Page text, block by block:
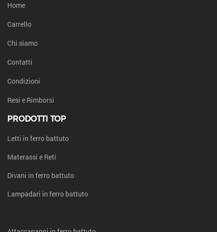
Home
Carrello
Chi siamo
Contatti
Condizioni
Resi e Rimborsi
PRODOTTI TOP
Letti in ferro battuto
Materassi e Reti
Divani in ferro battuto
Lampadari in ferro battuto